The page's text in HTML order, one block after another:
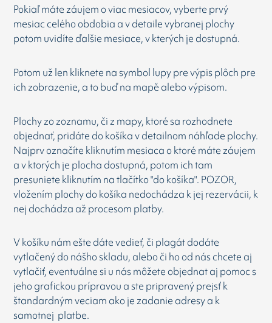
Pokiaľ máte záujem o viac mesiacov, vyberte prvý
mesiac celého obdobia a v detaile vybranej plochy
potom uvidíte ďalšie mesiace, v kterých je dostupná.
Potom už len kliknete na symbol lupy pre výpis plôch pre
ich zobrazenie, a to buď na mapě alebo výpisom.
Plochy zo zoznamu, či z mapy, ktoré sa rozhodnete
objednať, pridáte do košíka v detailnom náhľade plochy.
Najprv označíte kliknutím mesiaca o ktoré máte záujem
a v ktorých je plocha dostupná, potom ich tam
presuniete kliknutím na tlačítko "do košíka". POZOR,
vložením plochy do košíka nedochádza k jej rezervácii, k
nej dochádza až procesom platby.
V košíku nám ešte dáte vedieť, či plagát dodáte
vytlačený do nášho skladu, alebo či ho od nás chcete aj
vytlačiť, eventuálne si u nás môžete objednat aj pomoc s
jeho grafickou prípravou a ste pripravený prejsť k
štandardným veciam ako je zadanie adresy a k
samotnej platbe.